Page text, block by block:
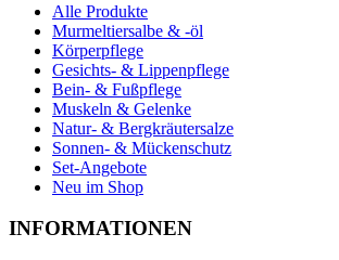
Alle Produkte
Murmeltiersalbe & -öl
Körperpflege
Gesichts- & Lippenpflege
Bein- & Fußpflege
Muskeln & Gelenke
Natur- & Bergkräutersalze
Sonnen- & Mückenschutz
Set-Angebote
Neu im Shop
INFORMATIONEN